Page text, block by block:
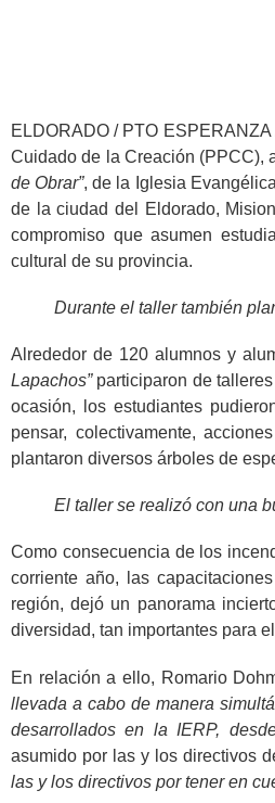
ELDORADO / PTO
Cuidado de la Creación (PPCC),
de Obrar”, de la Iglesia
de la ciudad del Eldorado,
compromiso que asumen
cultural de su provincia.
Durante el taller también
Alrededor de 120 alumnos y
Lapachos”participaron de
ocasión, los estudiantes
pensar, colectivamente,
plantaron diversos árboles de
El taller se realizó con una
Como consecuencia de los
corriente año, las
región, dejó un panorama
diversidad, tan importantes para
En relación a ello, Romario
llevada a cabo de manera
desarrollados en la IERP,
asumido por las y los directivos
las y los directivos por tener en